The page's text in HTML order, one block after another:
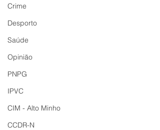
Crime
Desporto
Saúde
Opinião
PNPG
IPVC
CIM - Alto Minho
CCDR-N